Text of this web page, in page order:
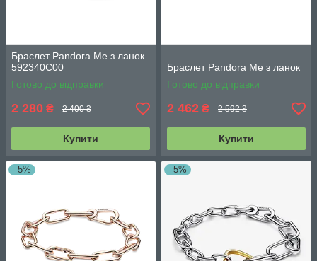
Браслет Pandora Me з ланок
592340C00
Готово до відправки
2 280 ₴ 2 400 ₴
Купити
Браслет Pandora Me з ланок
Готово до відправки
2 462 ₴ 2 592 ₴
Купити
–5% –5%